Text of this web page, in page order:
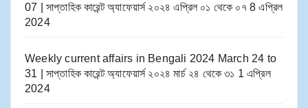
07 | সাপ্তাহিক কারেন্ট অ্যাফেয়ার্স ২০২৪ এপ্রিল ০১ থেকে ০৭ 8 এপ্রিল
2024
Weekly current affairs in Bengali 2024 March 24 to
31 | সাপ্তাহিক কারেন্ট অ্যাফেয়ার্স ২০২৪ মার্চ ২৪ থেকে ৩১ 1 এপ্রিল
2024